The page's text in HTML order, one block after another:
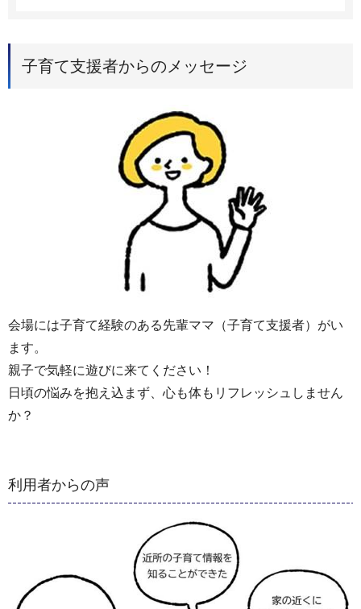
子育て支援者からのメッセージ
会場には子育て経験のある先輩ママ（子育て支援者）がい
ます。
親子で気軽に遊びに来てください！
日頃の悩みを抱え込まず、心も体もリフレッシュしません
か？
利用者からの声